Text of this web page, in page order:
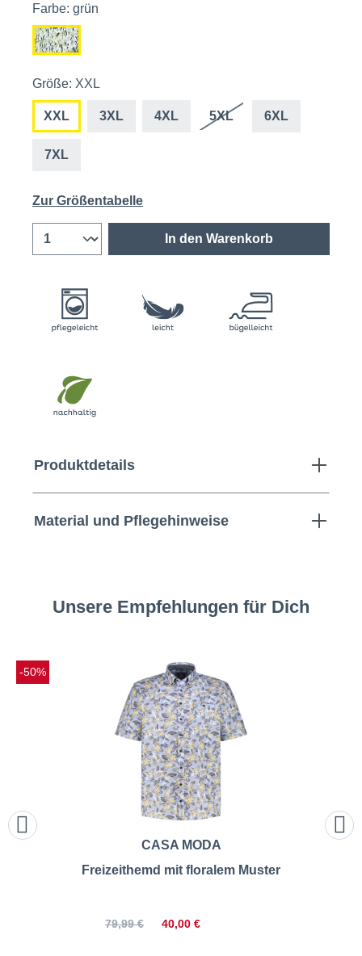
Farbe: grün
Größe: XXL
XXL 3XL 4XL 5XL 6XL
7XL
Zur Größentabelle
In den Warenkorb
Produktdetails
Material und Pflegehinweise
Unsere Empfehlungen für Dich
CASA MODA
Freizeithemd mit floralem Muster
40,00 €
79,99 €
-50%